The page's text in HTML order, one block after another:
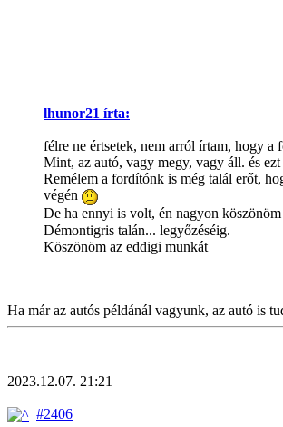
lhunor21 írta:
félre ne értsetek, nem arról írtam, hogy
Mint, az autó, vagy megy, vagy áll. és
Remélem a fordítónk is még talál erőt,
végén
De ha ennyi is volt, én nagyon
Démontigris talán... legyőzéséig.
Köszönöm az eddigi munkát
Ha már az autós példánál vagyunk, az autó is
2023.12.07. 21:21
#2406